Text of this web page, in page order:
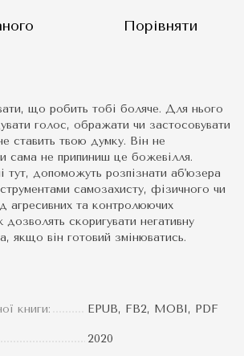
Порівняти
що робить тобі боляче. Для нього
голос, ображати чи застосовувати
ставить твою думку. Він не
сама не припиниш це божевілля.
тут, допоможуть розпізнати аб'юзера
самозахисту, фізичного чи
агресивних та контролюючих
дозволять скоригувати негативну
якщо він готовий змінюватись.
книги: EPUB, FB2, MOBI, PDF
2020